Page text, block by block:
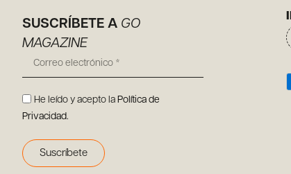
SUSCRÍBETE A GO
MAGAZINE
He leído y acepto la Política de
Privacidad.
Suscríbete